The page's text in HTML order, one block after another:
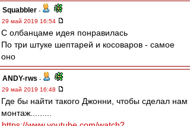
Squabbler -
29 май 2019 16:54
С олбанцаме идея понравилась
По три штуке шептарей и косоваров - самое
оно
ANDY-rws -
29 май 2019 16:48
Где бы найти такого Джонни, чтобы сделал нам
монтаж.........